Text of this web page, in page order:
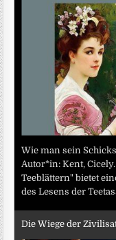
Wie man sein
Autor*in: Kent,
Teeblättern" bietet
des Lesens der
Die Wiege der